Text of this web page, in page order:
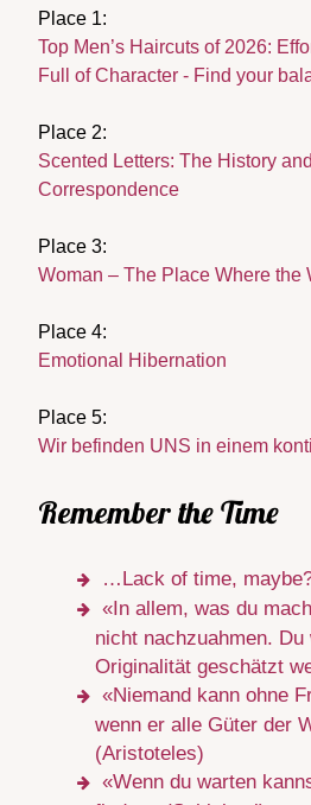
Place 1:
Top Men’s Haircuts of 2026:
Full of Character - Find your
Place 2:
Scented Letters: The History
Correspondence
Place 3:
Woman – The Place Where the
Place 4:
Emotional Hibernation
Place 5:
Wir befinden UNS in einem
Remember the Time
…Lack of time,
«In allem, was du
nicht nachzuahmen.
Originalität geschätzt
«Niemand kann ohne
wenn er alle Güter der
(Aristoteles)
«Wenn du warten